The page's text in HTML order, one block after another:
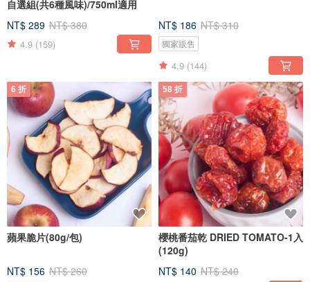
自選組(共6種風味)/750ml適用
NT$ 289 NT$ 380
4.9 (159)
NT$ 186 NT$ 310
獨家販售
4.9 (144)
6 折
蘋果脆片(80g/包)
NT$ 156 NT$ 260
58 折
櫻桃番茄乾 DRIED TOMATO-1入
(120g)
NT$ 140 NT$ 240